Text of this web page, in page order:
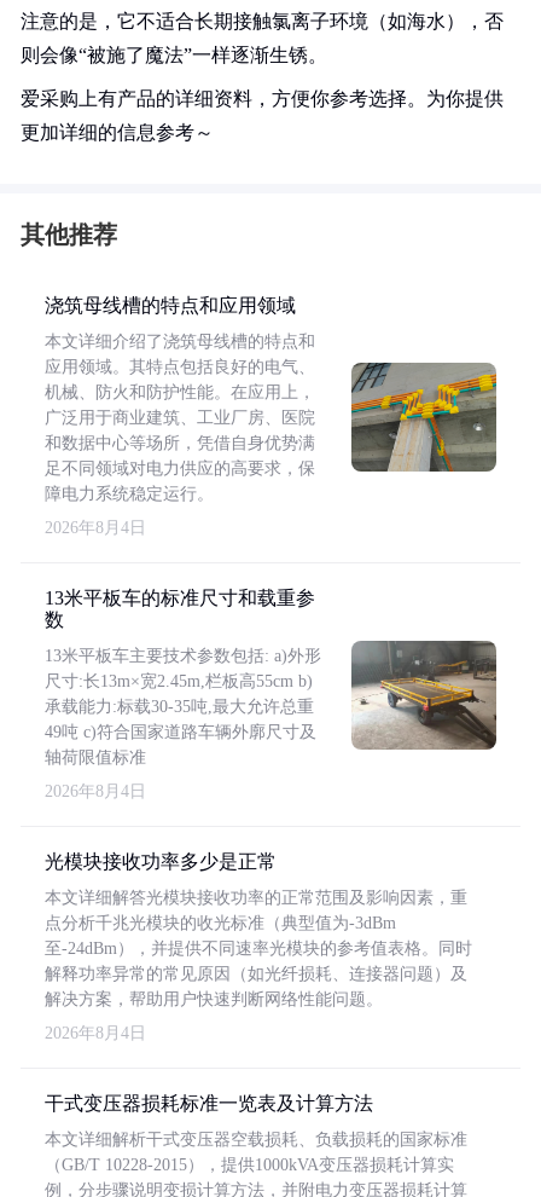
注意的是，它不适合长期接触氯离子环境（如海水），否
则会像“被施了魔法”一样逐渐生锈。
爱采购上有产品的详细资料，方便你参考选择。为你提供
更加详细的信息参考～
其他推荐
浇筑母线槽的特点和应用领域
本文详细介绍了浇筑母线槽的特点和
应用领域。其特点包括良好的电气、
机械、防火和防护性能。在应用上，
广泛用于商业建筑、工业厂房、医院
和数据中心等场所，凭借自身优势满
足不同领域对电力供应的高要求，保
障电力系统稳定运行。
2026年8月4日
13米平板车的标准尺寸和载重参
数
13米平板车主要技术参数包括: a)外形
尺寸:长13m×宽2.45m,栏板高55cm b)
承载能力:标载30-35吨,最大允许总重
49吨 c)符合国家道路车辆外廓尺寸及
轴荷限值标准
2026年8月4日
光模块接收功率多少是正常
本文详细解答光模块接收功率的正常范围及影响因素，重
点分析千兆光模块的收光标准（典型值为-3dBm
至-24dBm），并提供不同速率光模块的参考值表格。同时
解释功率异常的常见原因（如光纤损耗、连接器问题）及
解决方案，帮助用户快速判断网络性能问题。
2026年8月4日
干式变压器损耗标准一览表及计算方法
本文详细解析干式变压器空载损耗、负载损耗的国家标准
（GB/T 10228-2015），提供1000kVA变压器损耗计算实
例，分步骤说明变损计算方法，并附电力变压器损耗计算